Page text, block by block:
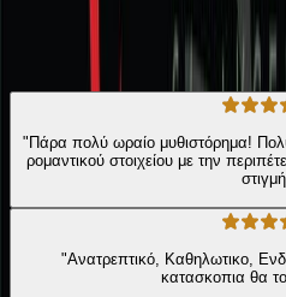
★ 4.3 /5 Βαθμολογία βιβλίου
"Πάρα πολύ ωραίο μυθιστόρημα!
ρομαντικού στοιχείου με την
"Ανατρεπτικό, Καθηλωτικο,
κατασκοπια θα